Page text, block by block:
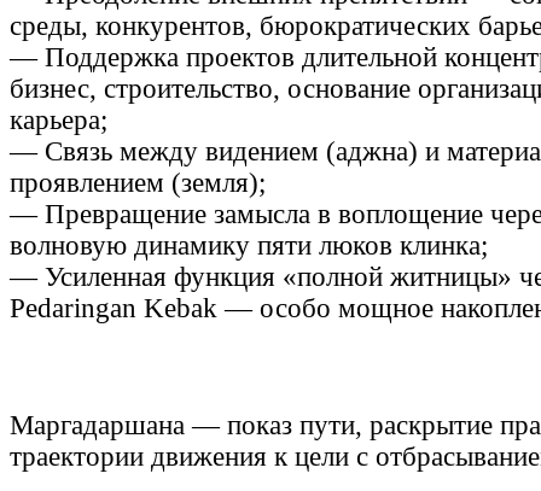
среды, конкурентов, бюрократических
— Поддержка проектов длительной
бизнес, строительство, основание
карьера;
— Связь между видением (аджна) и
проявлением (земля);
— Превращение замысла в воплощение
волновую динамику пяти люков клинка;
— Усиленная функция «полной житницы»
Pedaringan Kebak — особо мощное
Маргадаршана — показ пути, раскрытие
траектории движения к цели с